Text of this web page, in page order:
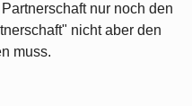
nur noch den
nicht aber den
muss.